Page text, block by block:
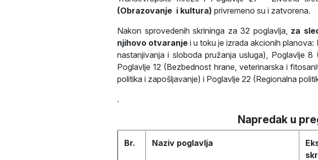
(Obrazovanje i kultura) privremeno su i zatvorena.
Nakon sprovedenih skrininga za 32 poglavlja, za
njihovo otvaranje i u toku je izrada akcionih
nastanjivanja i sloboda pružanja usluga), Poglavlje
Poglavlje 12 (Bezbednost hrane, veterinarska i
politika i zapošljavanje) i Poglavlje 22 (Regionalna
.
Napredak u
Br. Naziv poglavlja